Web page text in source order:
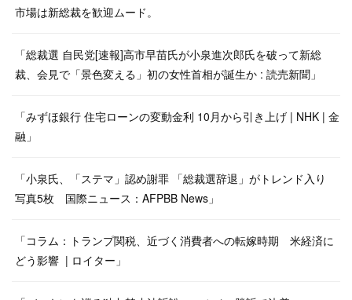
市場は新総裁を歓迎ムード。
「総裁選 自民党[速報]高市早苗氏が小泉進次郎氏を破って新総
裁、会見で「景色変える」初の女性首相が誕生か : 読売新聞」
「みずほ銀行 住宅ローンの変動金利 10月から引き上げ | NHK | 金
融」
「小泉氏、「ステマ」認め謝罪 「総裁選辞退」がトレンド入り
写真5枚 国際ニュース：AFPBB News」
「コラム：トランプ関税、近づく消費者への転嫁時期 米経済に
どう影響 | ロイター」